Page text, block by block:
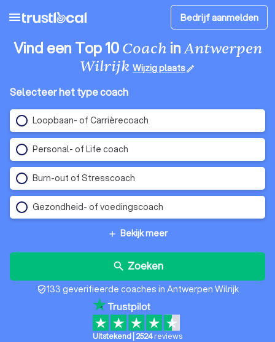
menu Bedrijf aanmelden
Vind een Top 10Coach inAntwerpen
Wilrijk Wijzig plaatsedit
Selecteer het type coach
Loopbaan- of Carrièrecoach
Personal- of Life coach
Burn-out of Stresscoach
Gezondheid- of voedingscoach
add Bekijk meer
search Zoeken
verified_user133 geverifieerde coaches in Antwerpen Wilrijk
Uitstekend 2524reviews